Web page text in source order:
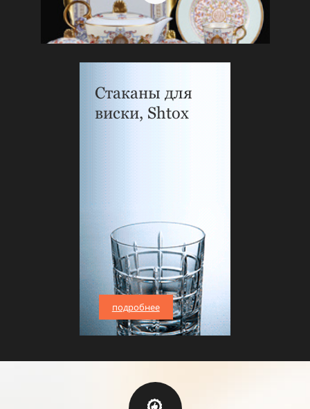
Стаканы для
виски, Shtox
подробнее